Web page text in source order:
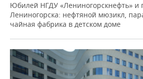
Юбилей НГДУ «Лениногорскнефть» и
Лениногорска: нефтяной мюзикл,
чайная фабрика в детском доме